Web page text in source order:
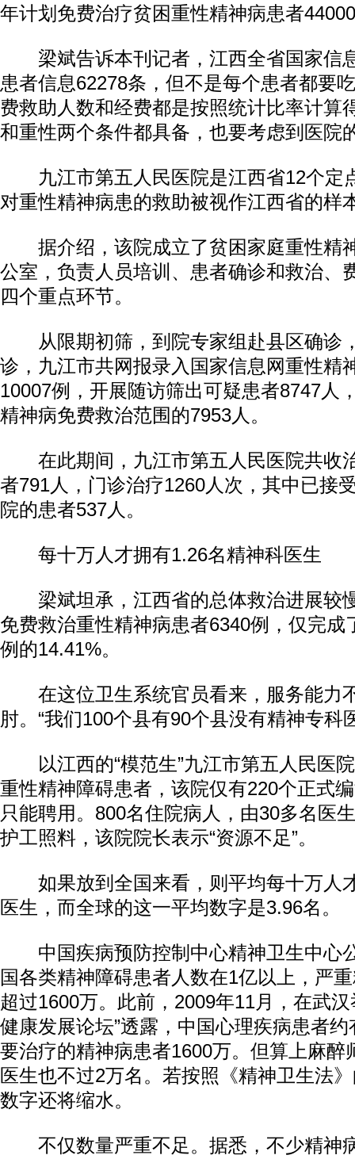
年计划免费治疗贫困重性精神病患者
梁斌告诉本刊记者，江西全省国家信
患者信息62278条，但不是每个患者都要
费救助人数和经费都是按照统计比率计算
和重性两个条件都具备，也要考虑到医院
九江市第五人民医院是江西省12个定
对重性精神病患的救助被视作江西省的样
据介绍，该院成立了贫困家庭重性精
公室，负责人员培训、患者确诊和救治、
四个重点环节。
从限期初筛，到院专家组赴县区确诊
诊，九江市共网报录入国家信息网重性精
10007例，开展随访筛出可疑患者8747人
精神病免费救治范围的7953人。
在此期间，九江市第五人民医院共收
者791人，门诊治疗1260人次，其中已接
院的患者537人。
每十万人才拥有1.26名精神科医生
梁斌坦承，江西省的总体救治进展较
免费救治重性精神病患者6340例，仅完成
例的14.41%。
在这位卫生系统官员看来，服务能力
肘。“我们100个县有90个县没有精神专科
以江西的“模范生”九江市第五人民医
重性精神障碍患者，该院仅有220个正式
只能聘用。800名住院病人，由30多名医
护工照料，该院院长表示“资源不足”。
如果放到全国来看，则平均每十万人
医生，而全球的这一平均数字是3.96名。
中国疾病预防控制中心精神卫生中心
国各类精神障碍患者人数在1亿以上，严
超过1600万。此前，2009年11月，在武
健康发展论坛”透露，中国心理疾病患者
要治疗的精神病患者1600万。但算上麻醉
医生也不过2万名。若按照《精神卫生法
数字还将缩水。
不仅数量严重不足。据悉，不少精神